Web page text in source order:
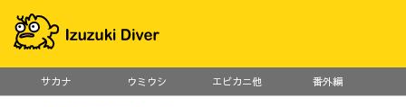
サカナ ウミウシ エビカニ他 番外編